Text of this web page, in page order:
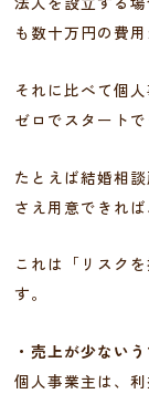
も数十万円の費
それに比べて個
ゼロでスタートで
たとえば結婚相
さえ用意できれ
これは「リスク
す。
・売上が少ない
個人事業主は、